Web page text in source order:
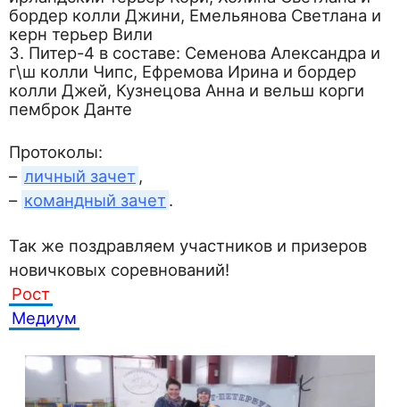
бордер колли Джини, Емельянова Светлана и
керн терьер Вили
3. Питер-4 в составе: Семенова Александра и
г\ш колли Чипс, Ефремова Ирина и бордер
колли Джей, Кузнецова Анна и вельш корги
пемброк Данте
Протоколы:
– личный зачет ,
– командный зачет .
Так же поздравляем участников и призеров
новичковых соревнований!
Рост
Медиум